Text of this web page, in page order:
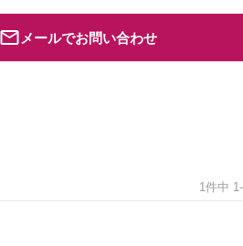
メールでお問い合わせ
1件中